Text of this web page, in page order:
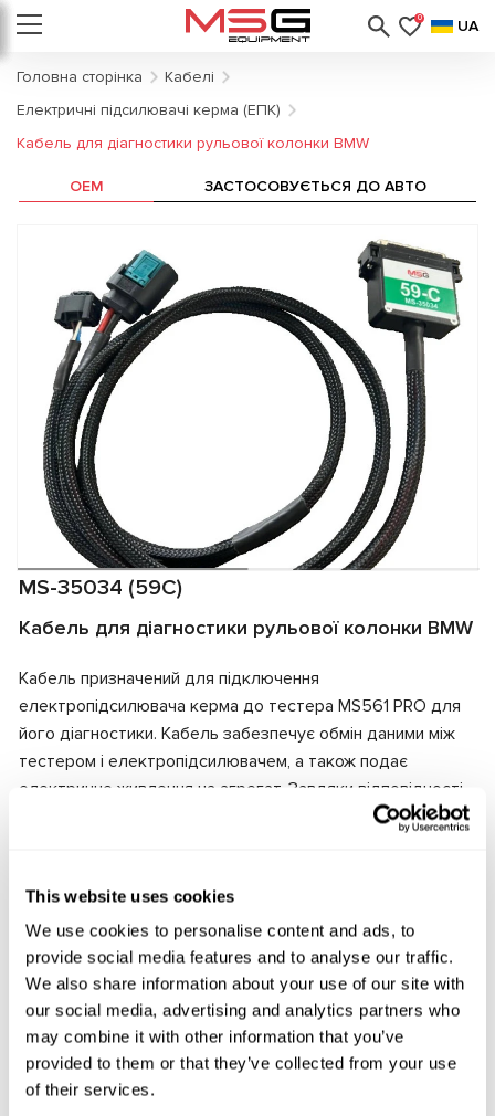
This website uses cookies
We use cookies to personalise content and ads, to
provide social media features and to analyse our traffic.
We also share information about your use of our site with
our social media, advertising and analytics partners who
may combine it with other information that you’ve
provided to them or that they’ve collected from your use
of their services.
0 UA
Головна сторінка
Кабелі
Електричні підсилювачі керма (ЕПК)
Кабель для діагностики рульової колонки BMW
MS-35034 (59C)
Кабель для діагностики рульової колонки BMW
Кабель призначений для підключення
електропідсилювача керма до тестера MS561 PRO для
його діагностики. Кабель забезпечує обмін даними між
тестером і електропідсилювачем, а також подає
електричне живлення на агрегат. Завдяки відповідності
роз'ємів кабеля та електропідсилювача забезпечується
Виробник:MSG Equipment
Запит ціни
OEM ЗАСТОСОВУЄТЬСЯ ДО АВТО
OEM